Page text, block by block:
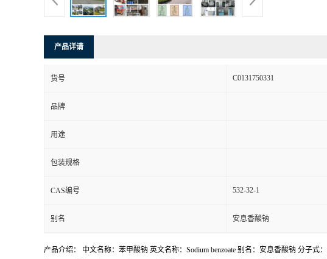
产品详请
货号 C0131750331
品牌
用途
包装规格
CAS编号 532-32-1
别名 安息香酸钠
产品介绍： 中文名称：苯甲酸钠 英文名称：Sodium benzoate 别名：安息香酸钠 分子